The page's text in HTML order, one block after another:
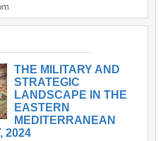
THE MILITARY AND
STRATEGIC
LANDSCAPE IN THE
EASTERN
MEDITERRANEAN
2024